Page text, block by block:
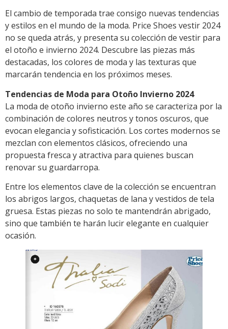
El cambio de temporada trae consigo nuevas tendencias
y estilos en el mundo de la moda. Price Shoes vestir 2024
no se queda atrás, y presenta su colección de vestir para
el otoño e invierno 2024. Descubre las piezas más
destacadas, los colores de moda y las texturas que
marcarán tendencia en los próximos meses.
Tendencias de Moda para Otoño Invierno 2024
La moda de otoño invierno este año se caracteriza por la
combinación de colores neutros y tonos oscuros, que
evocan elegancia y sofisticación. Los cortes modernos se
mezclan con elementos clásicos, ofreciendo una
propuesta fresca y atractiva para quienes buscan
renovar su guardarropa.
Entre los elementos clave de la colección se encuentran
los abrigos largos, chaquetas de lana y vestidos de tela
gruesa. Estas piezas no solo te mantendrán abrigado,
sino que también te harán lucir elegante en cualquier
ocasión.